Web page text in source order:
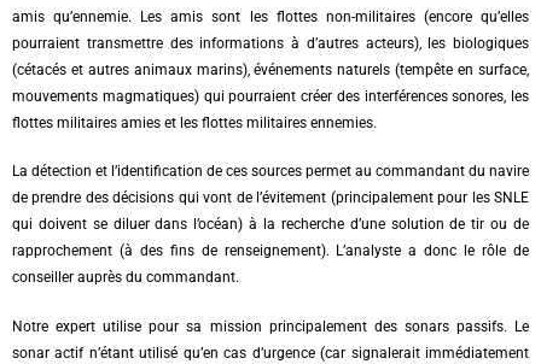
amis qu’ennemie. Les amis sont les flottes non-militaires (encore qu’elles
pourraient transmettre des informations à d’autres acteurs), les biologiques
(cétacés et autres animaux marins), événements naturels (tempête en surface,
mouvements magmatiques) qui pourraient créer des interférences sonores, les
flottes militaires amies et les flottes militaires ennemies.
La détection et l’identification de ces sources permet au commandant du navire
de prendre des décisions qui vont de l’évitement (principalement pour les SNLE
qui doivent se diluer dans l’océan) à la recherche d’une solution de tir ou de
rapprochement (à des fins de renseignement). L’analyste a donc le rôle de
conseiller auprès du commandant.
Notre expert utilise pour sa mission principalement des sonars passifs. Le
sonar actif n’étant utilisé qu’en cas d’urgence (car signalerait immédiatement